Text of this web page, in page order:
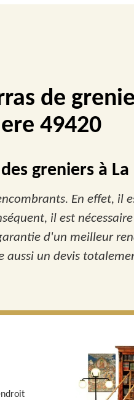
de
49420
greniers à La
En effet, il
il est
d'un meilleur
aussi un devis